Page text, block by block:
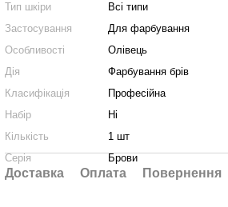
Тип шкіри
Всі типи
Застосування
Для фарбування
Особливості
Олівець
Дія
Фарбування брів
Класифікація
Професійна
Набір
Ні
Кількість
1 шт
Серія
Брови
Доставка Оплата Повернення